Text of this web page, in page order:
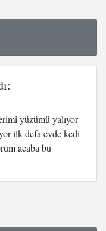
yüzümü yalıyor
ilk defa evde kedi
acaba bu